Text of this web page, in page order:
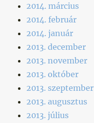
2014. március
2014. február
2014. január
2013. december
2013. november
2013. október
2013. szeptember
2013. augusztus
2013. július